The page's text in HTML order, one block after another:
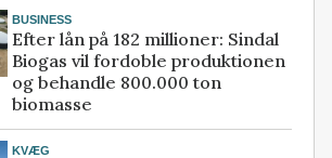
BUSINESS
Efter lån på 182 millioner: Sindal
Biogas vil fordoble produktionen
og behandle 800.000 ton
biomasse
KVÆG